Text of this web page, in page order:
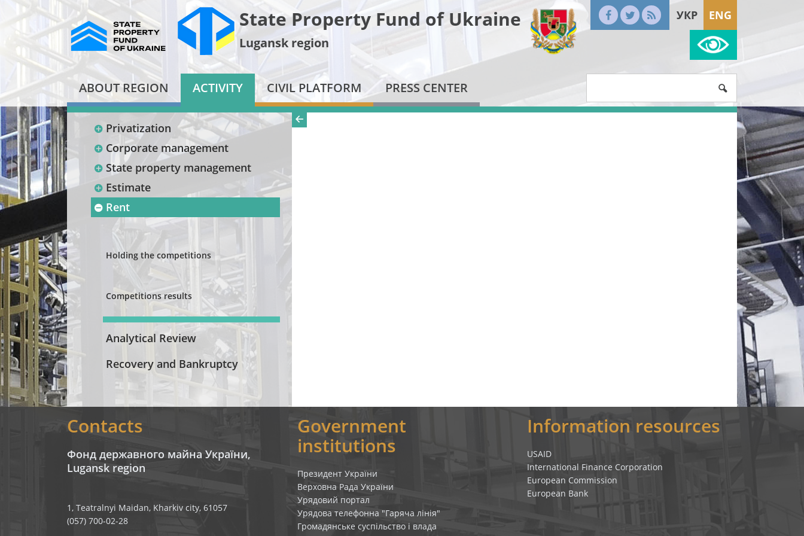
State Property Fund of Ukraine
Lugansk region
УКР ENG
ABOUT REGION ACTIVITY CIVIL PLATFORM PRESS CENTER
Privatization
Corporate management
State property management
Estimate
Rent
Holding the competitions
Competitions results
Analytical Review
Recovery and Bankruptcy
Contacts
Фонд державного майна України,
Lugansk region
1, Teatralnyi Maidan, Kharkiv city, 61057
(057) 700-02-28
Government
institutions
Президент України
Верховна Рада України
Урядовий портал
Урядова телефонна "Гаряча лінія"
Громадянське суспільство і влада
Information resources
USAID
International Finance Corporation
European Commission
European Bank